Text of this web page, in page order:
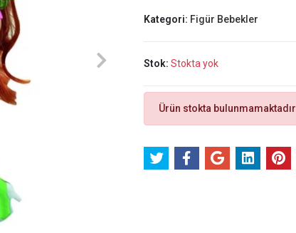
Kategori: Figür Bebekler
Stok: Stokta yok
Ürün stokta